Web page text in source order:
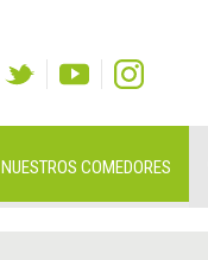
NUESTROS COMEDORES